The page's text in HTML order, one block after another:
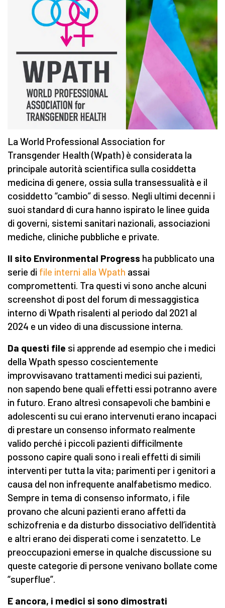
La World Professional Association for
Transgender Health (Wpath) è considerata la
principale autorità scientifica sulla cosiddetta
medicina di genere, ossia sulla transessualità e il
cosiddetto “cambio” di sesso. Negli ultimi decenni i
suoi standard di cura hanno ispirato le linee guida
di governi, sistemi sanitari nazionali, associazioni
mediche, cliniche pubbliche e private.
Il sito Environmental Progress ha pubblicato una
serie di file interni alla Wpath assai
compromettenti. Tra questi vi sono anche alcuni
screenshot di post del forum di messaggistica
interno di Wpath risalenti al periodo dal 2021 al
2024 e un video di una discussione interna.
Da questi file si apprende ad esempio che i medici
della Wpath spesso coscientemente
improvvisavano trattamenti medici sui pazienti,
non sapendo bene quali effetti essi potranno avere
in futuro. Erano altresì consapevoli che bambini e
adolescenti su cui erano intervenuti erano incapaci
di prestare un consenso informato realmente
valido perché i piccoli pazienti difficilmente
possono capire quali sono i reali effetti di simili
interventi per tutta la vita; parimenti per i genitori a
causa del non infrequente analfabetismo medico.
Sempre in tema di consenso informato, i file
provano che alcuni pazienti erano affetti da
schizofrenia e da disturbo dissociativo dell’identità
e altri erano dei disperati come i senzatetto. Le
preoccupazioni emerse in qualche discussione su
queste categorie di persone venivano bollate come
“superflue”.
E ancora, i medici si sono dimostrati